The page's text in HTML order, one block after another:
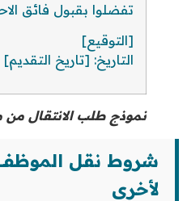
تفضلوا بقبول فائق
[التوقيع]
التاريخ: [تاريخ التقديم]
نموذج طلب الانتقال
شروط نقل
لأخرى